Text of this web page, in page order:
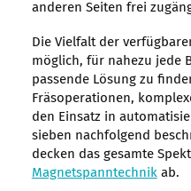
anderen Seiten frei
Die Vielfalt der
möglich, für nahezu jede
passende Lösung zu
Fräsoperationen,
den Einsatz in
sieben nachfolgend
decken das gesamte
Magnetspanntechnikab.